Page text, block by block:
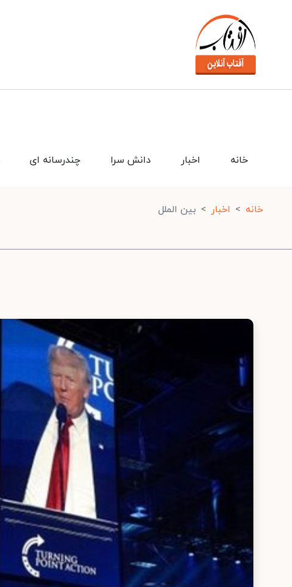
چندرسانه ای دانش سرا اخبار خانه
خانه اخبار بین الملل